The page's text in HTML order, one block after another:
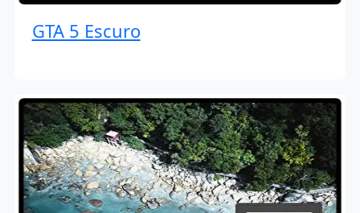
GTA 5 Escuro